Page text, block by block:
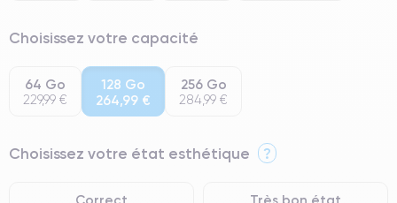
Choisissez votre capacité
64 Go
229,99 €
128 Go
264,99 €
256 Go
284,99 €
Choisissez votre état esthétique ?